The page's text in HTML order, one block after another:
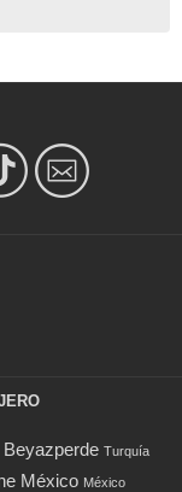
Beyazperde Turquía
México México